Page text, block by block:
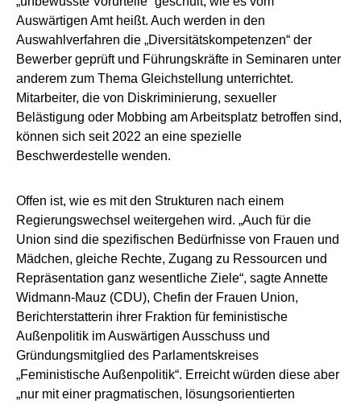
Auswärtigen Amt heißt. Auch werden in den
Auswahlverfahren die „Diversitätskompetenzen“ der
Bewerber geprüft und Führungskräfte in Seminaren unter
anderem zum Thema Gleichstellung unterrichtet.
Mitarbeiter, die von Diskriminierung, sexueller
Belästigung oder Mobbing am Arbeitsplatz betroffen sind,
können sich seit 2022 an eine spezielle
Beschwerdestelle wenden.
Offen ist, wie es mit den Strukturen nach einem
Regierungswechsel weitergehen wird. „Auch für die
Union sind die spezifischen Bedürfnisse von Frauen und
Mädchen, gleiche Rechte, Zugang zu Ressourcen und
Repräsentation ganz wesentliche Ziele“, sagte Annette
Widmann-Mauz (CDU), Chefin der Frauen Union,
Berichterstatterin ihrer Fraktion für feministische
Außenpolitik im Auswärtigen Ausschuss und
Gründungsmitglied des Parlamentskreises
„Feministische Außenpolitik“. Erreicht würden diese aber
„nur mit einer pragmatischen, lösungsorientierten